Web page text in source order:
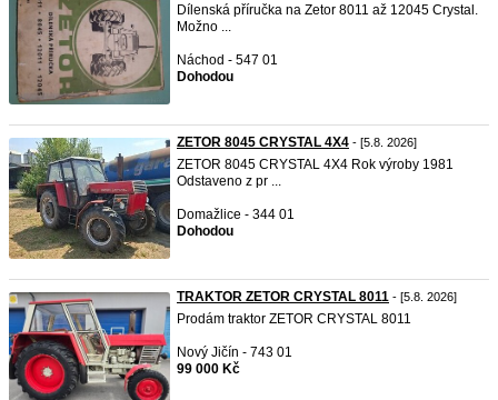
Dílenská příručka na Zetor 8011 až 12045 Crystal.
Možno ...
Náchod - 547 01
Dohodou
ZETOR 8045 CRYSTAL 4X4 - [5.8. 2026]
ZETOR 8045 CRYSTAL 4X4 Rok výroby 1981
Odstaveno z pr ...
Domažlice - 344 01
Dohodou
TRAKTOR ZETOR CRYSTAL 8011 - [5.8. 2026]
Prodám traktor ZETOR CRYSTAL 8011
Nový Jičín - 743 01
99 000 Kč